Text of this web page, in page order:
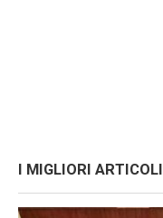
I MIGLIORI ARTICOLI